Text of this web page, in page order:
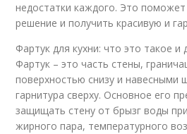
недостатки каждого. Это
решение и получить красивую и
Фартук для кухни: что это такое и
Фартук – это часть стены,
поверхностью снизу и навесными
гарнитура сверху. Основное его
защищать стену от брызг воды
жирного пара, температурного